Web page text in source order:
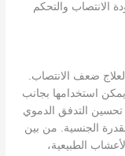
الانتصاب والتحكم
لعلاج ضعف الانتصاب.
استخدامها بجانب
تحسين التدفق الدموي
الجنسية. من بين
الطبيعية،